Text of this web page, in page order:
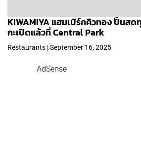
KIWAMIYA แฮมเบิร์กคิวทอง ปั้นสด
กะเปิดแล้วที่ Central Park
Restaurants | September 16, 2025
AdSense